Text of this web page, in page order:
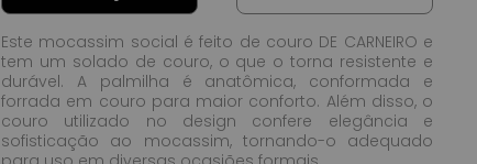
Este mocassim social é feito de couro DE CARNEIRO e
tem um solado de couro, o que o torna resistente e
durável. A palmilha é anatômica, conformada e
forrada em couro para maior conforto. Além disso, o
couro utilizado no design confere elegância e
sofisticação ao mocassim, tornando-o adequado